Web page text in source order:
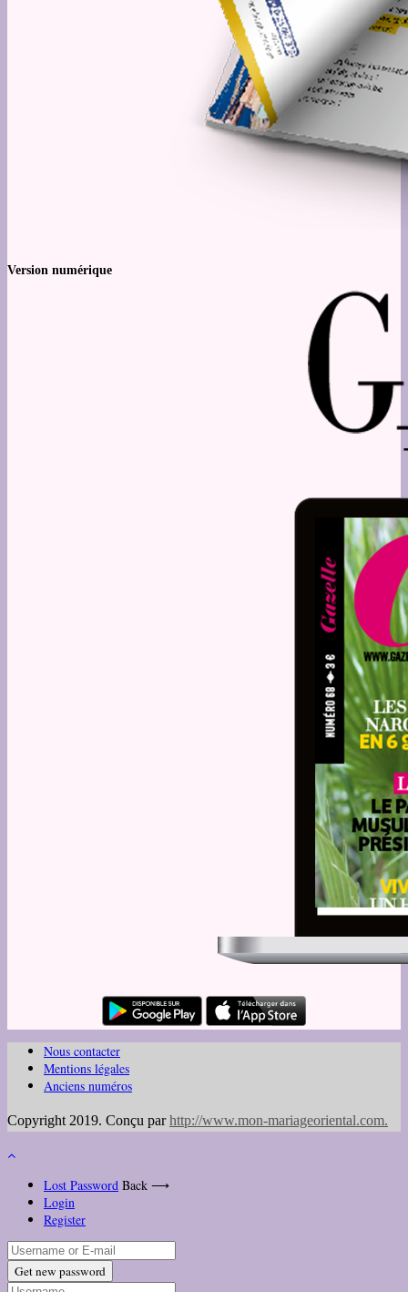
Version numérique
Nous contacter
Mentions légales
Anciens numéros
Copyright 2019. Conçu parhttp://www.mon-mariageoriental.com.
Lost Password Back ⟶
Login
Register
Get new password